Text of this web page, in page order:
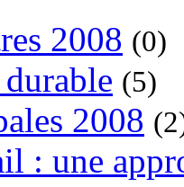
2008 (0)
(5)
2008
: une